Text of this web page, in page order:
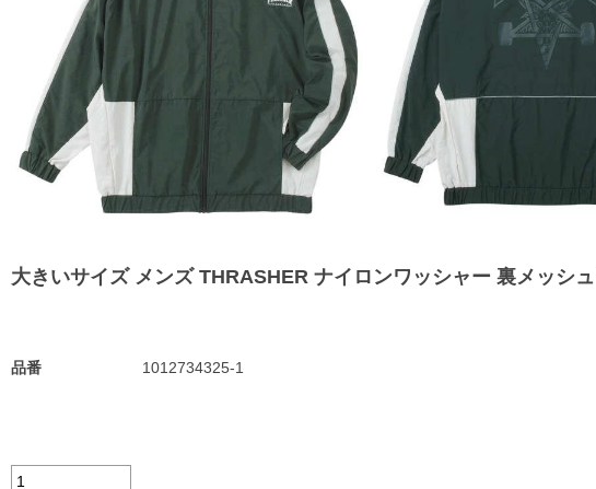
大きいサイズ メンズ THRASHER ナイロンワッシャー 裏メッシ
品番 1012734325-1